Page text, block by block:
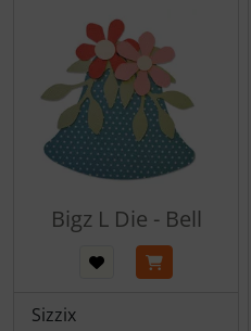
Bigz L Die - Bell
Sizzix